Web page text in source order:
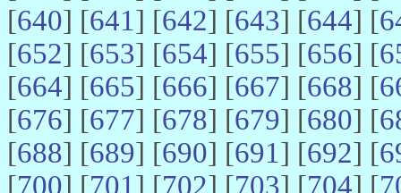
[640] [641] [642] [643] [644] [
[652] [653] [654] [655] [656] [
[664] [665] [666] [667] [668] [
[676] [677] [678] [679] [680] [
[688] [689] [690] [691] [692] [
[700] [701] [702] [703] [704] [